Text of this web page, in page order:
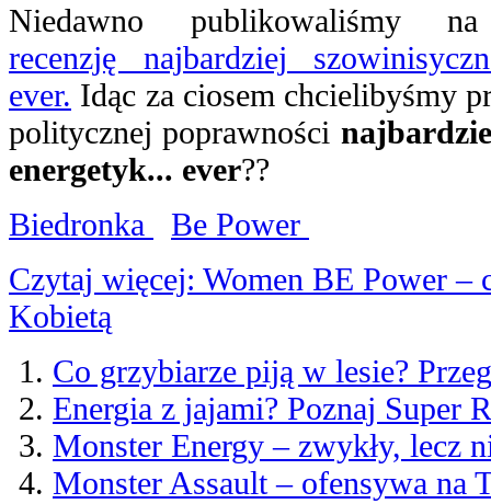
Niedawno publikowaliśmy
recenzję najbardziej
ever. Idąc za ciosem chcielibyśmy
politycznej poprawności
energetyk... ever??
Biedronka
Be Power
Czytaj więcej: Women BE Power –
Kobietą
Co grzybiarze piją w lesie?
Energia z jajami? Poznaj Super
Monster Energy – zwykły, lecz
Monster Assault – ofensywa na